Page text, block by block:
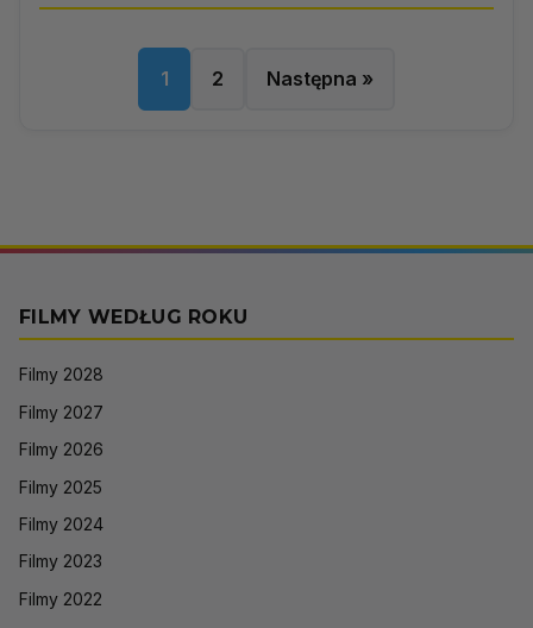
1 2 Następna »
FILMY WEDŁUG ROKU
Filmy 2028
Filmy 2027
Filmy 2026
Filmy 2025
Filmy 2024
Filmy 2023
Filmy 2022